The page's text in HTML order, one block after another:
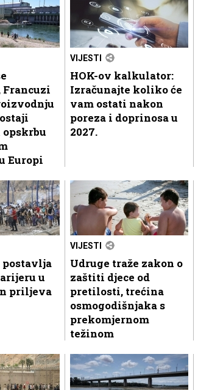
Europi
VIJESTI
HOK-ov kalkulator:
Izračunajte koliko će
vam ostati nakon
poreza i doprinosa u
2027.
postavlja
u
priljeva
VIJESTI
Udruge traže zakon o
zaštiti djece od
pretilosti, trećina
osmogodišnjaka s
prekomjernom
težinom